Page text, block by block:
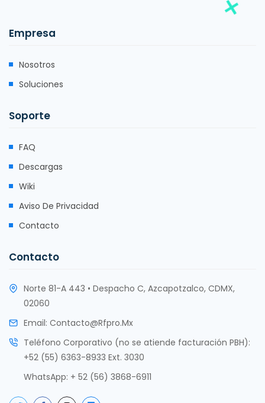
Empresa
Nosotros
Soluciones
Soporte
FAQ
Descargas
Wiki
Aviso De Privacidad
Contacto
Contacto
Norte 81-A 443 • Despacho C, Azcapotzalco, CDMX,
02060
Email: Contacto@rfpro.mx
Teléfono Corporativo (no se atiende facturación PBH):
+52 (55) 6363-8933 Ext. 3030
WhatsApp: + 52 (56) 3868-6911